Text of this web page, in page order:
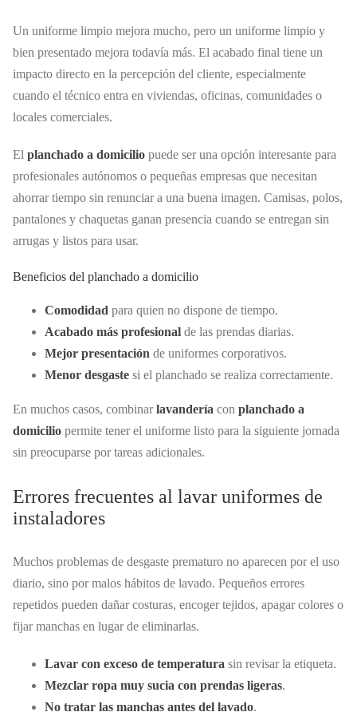
Un uniforme limpio mejora mucho, pero un uniforme limpio y
bien presentado mejora todavía más. El acabado final tiene un
impacto directo en la percepción del cliente, especialmente
cuando el técnico entra en viviendas, oficinas, comunidades o
locales comerciales.
El planchado a domicilio puede ser una opción interesante para
profesionales autónomos o pequeñas empresas que necesitan
ahorrar tiempo sin renunciar a una buena imagen. Camisas, polos,
pantalones y chaquetas ganan presencia cuando se entregan sin
arrugas y listos para usar.
Beneficios del planchado a domicilio
Comodidad para quien no dispone de tiempo.
Acabado más profesional de las prendas diarias.
Mejor presentación de uniformes corporativos.
Menor desgaste si el planchado se realiza correctamente.
En muchos casos, combinarlavandería con planchado a
domicilio permite tener el uniforme listo para la siguiente jornada
sin preocuparse por tareas adicionales.
Errores frecuentes al lavar uniformes de
instaladores
Muchos problemas de desgaste prematuro no aparecen por el uso
diario, sino por malos hábitos de lavado. Pequeños errores
repetidos pueden dañar costuras, encoger tejidos, apagar colores o
fijar manchas en lugar de eliminarlas.
Lavar con exceso de temperatura sin revisar la etiqueta.
Mezclar ropa muy sucia con prendas ligeras.
No tratar las manchas antes del lavado.